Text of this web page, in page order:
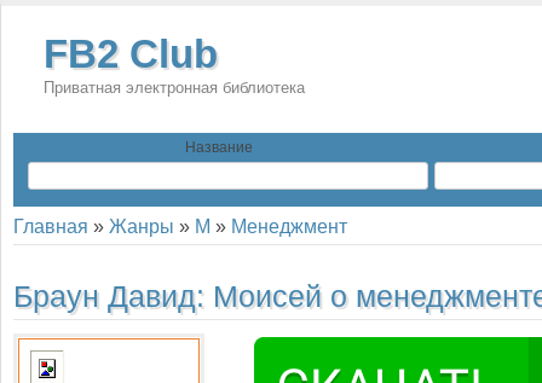
FB2 Club
Приватная электронная библиотека
Название
Главная » Жанры » М » Менеджмент
Браун Давид: Моисей о